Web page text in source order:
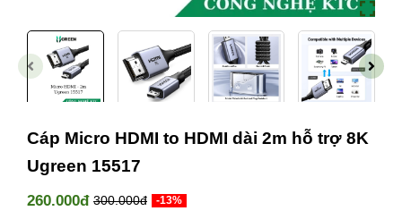
Cáp Micro HDMI to HDMI dài 2m hỗ trợ 8K
Ugreen 15517
260.000đ 300.000đ -13%